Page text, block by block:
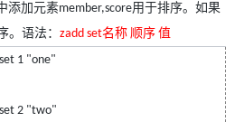
添加元素member,score用于排序。如果
。语法： zadd set名称 顺序 值
1 "one"
2 "two"